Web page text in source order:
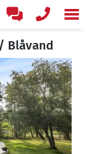
Blåvand